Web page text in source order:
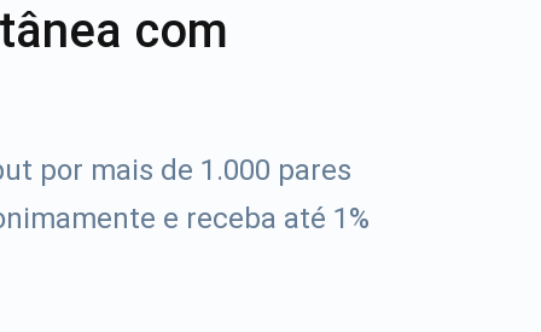
com
por mais de 1.000 pares
e receba até 1%